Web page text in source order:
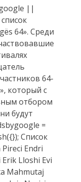
||
64». Среди
64-
который с
отбором
будут
=
Список
Endri
Lloshi Evi
Mahmutaj